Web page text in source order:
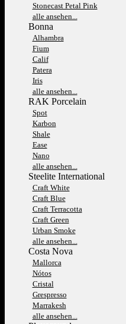
Stonecast Petal Pink
alle ansehen...
Bonna
Alhambra
Fium
Calif
Patera
Iris
alle ansehen...
RAK Porcelain
Spot
Karbon
Shale
Ease
Nano
alle ansehen...
Steelite International
Craft White
Craft Blue
Craft Terracotta
Craft Green
Urban Smoke
alle ansehen...
Costa Nova
Mallorca
Nótos
Cristal
Grespresso
Marrakesh
alle ansehen...